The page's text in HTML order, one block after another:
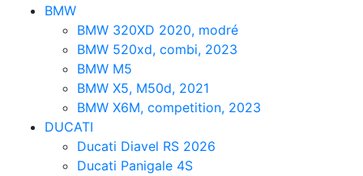
BMW
BMW 320XD 2020, modré
BMW 520xd, combi, 2023
BMW M5
BMW X5, M50d, 2021
BMW X6M, competition, 2023
DUCATI
Ducati Diavel RS 2026
Ducati Panigale 4S